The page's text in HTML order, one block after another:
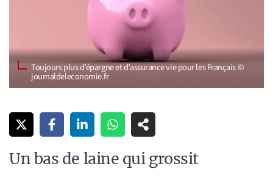
Toujours plus d’épargne et d’assurance vie pour les Français ©
journaldeleconomie.fr
Un bas de laine qui grossit